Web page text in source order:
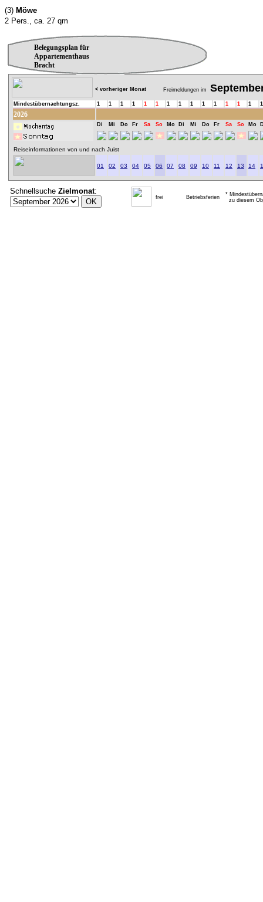
(3) Möwe
2 Pers., ca. 27 qm
Belegungsplan für
Appartementhaus
Bracht
< vorheriger Monat Freimeldungen im
Mindestübernachtungsz. 1 1 1 1 1 1 1 1 1 1 1 1 1 1 1
2026
Di Mi Do Fr Sa So Mo Di Mi Do Fr Sa So Mo
Reiseinformationen von und nach Juist
01 02 03 04 05 06 07 08 09 10 11 12 13 14
Schnellsuche Zielmonat:
frei Betriebsferien
*
zu diesem